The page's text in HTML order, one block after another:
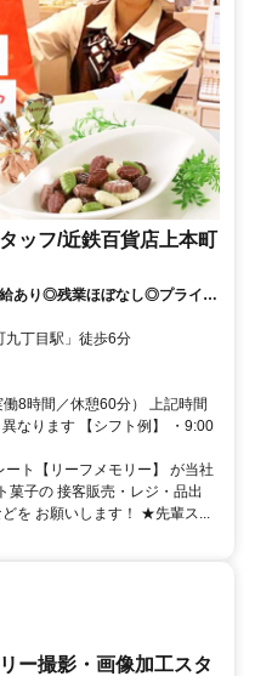
ッフ/近鉄百貨店上本町
あり◎残業ほぼなし◎プライベ
町九丁目駅」徒歩6分
8時間／休憩60分） 上記時間
なります 【シフト例】 ・9:00
ト【リーフメモリー】 が当社
菓子の 接客販売・レジ・品出
を お願いします！ ★先輩ス...
ー撮影・画像加工スタ